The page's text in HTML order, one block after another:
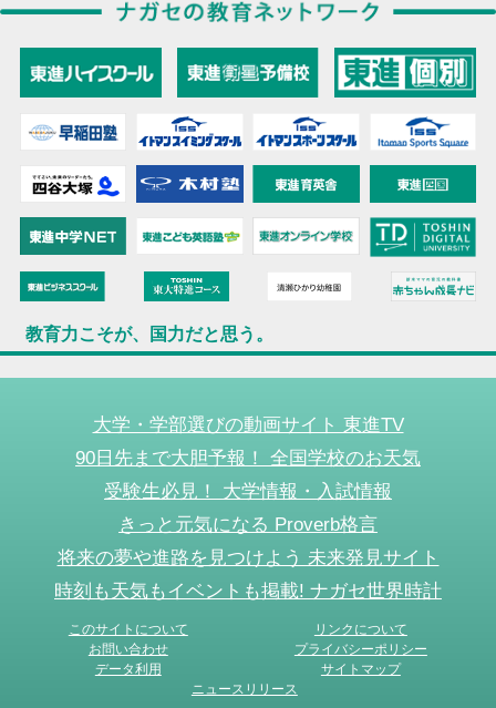
教育力こそが、国力だと思う。
大学・学部選びの動画サイト 東進TV
90日先まで大胆予報！ 全国学校のお天気
受験生必見！ 大学情報・入試情報
きっと元気になる Proverb格言
将来の夢や進路を見つけよう 未来発見サイト
時刻も天気もイベントも掲載! ナガセ世界時計
このサイトについて
リンクについて
お問い合わせ
プライバシーポリシー
データ利用
サイトマップ
ニュースリリース